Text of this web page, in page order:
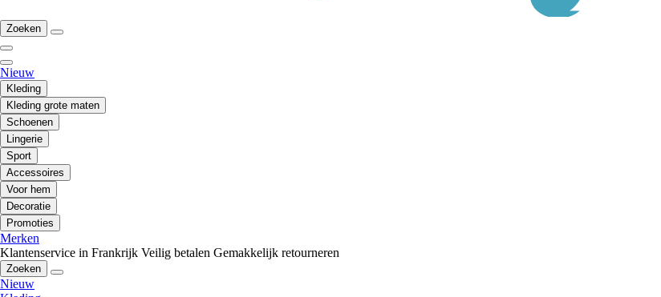
Zoeken
Nieuw
Kleding
Kleding grote maten
Schoenen
Lingerie
Sport
Accessoires
Voor hem
Decoratie
Promoties
Merken
Klantenservice in Frankrijk Veilig betalen Gemakkelijk retourneren
Zoeken
Nieuw